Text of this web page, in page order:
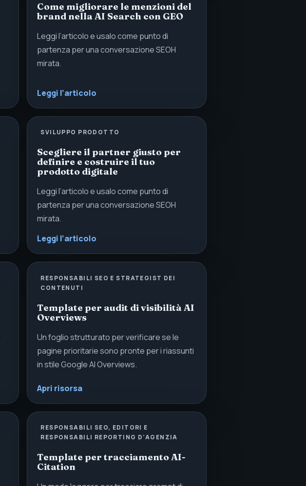
Come migliorare le menzioni del
brand nella AI Search con GEO
Leggi l’articolo e usalo come punto di
partenza per una conversazione SEOH
mirata.
Leggi l’articolo
SVILUPPO PRODOTTO
Scegliere il partner giusto per
definire e costruire il tuo
prodotto digitale
Leggi l’articolo e usalo come punto di
partenza per una conversazione SEOH
mirata.
Leggi l’articolo
RESPONSABILI SEO E STRATEGIST DEI
CONTENUTI
Template per audit di visibilità AI
Overviews
Un foglio strutturato per verificare se le
pagine prioritarie sono pronte per i riassunti
in stile Google AI Overviews.
Apri risorsa
RESPONSABILI SEO, EDITORI E
RESPONSABILI REPORTING D'AGENZIA
Template per tracciamento AI-
Citation